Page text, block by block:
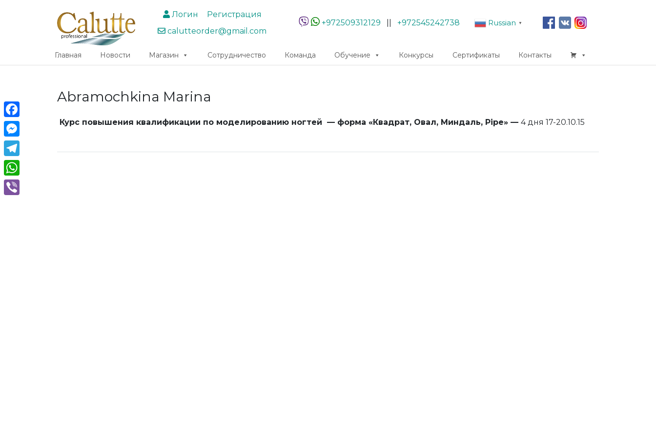
Логин
Регистрация
calutteorder@gmail.com
+972509312129 +972545242738 Russian ▼
Главная Новости Магазин Сотрудничество Команда Обучение Конкурсы Сертификаты Контакты
Abramochkina Marina
Курс повышения квалификации по моделированию ногтей — форма «Квадрат, Овал, Миндаль, Pipe» — 4 дня 17-20.10.15
Facebook
Messenger
Telegram
WhatsApp